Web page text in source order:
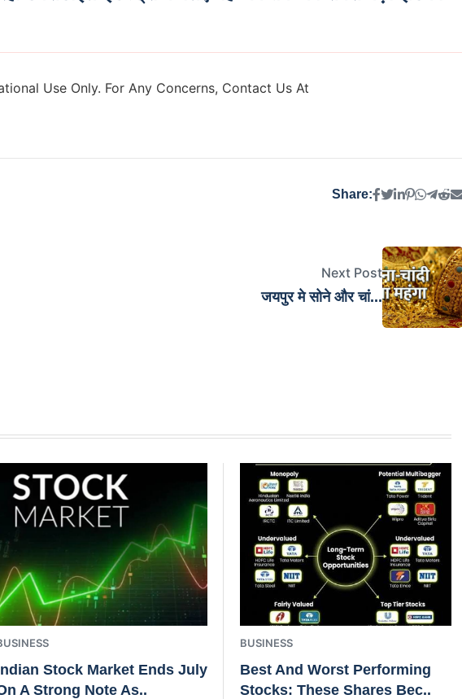
Use Only. For Any Concerns, Contact Us At
Share:
Next Post
जयपुर मे सोने और चां...
Stock Market Ends July
A Strong Note As..
BUSINESS
Best And Worst Performing
Stocks: These Shares Bec..